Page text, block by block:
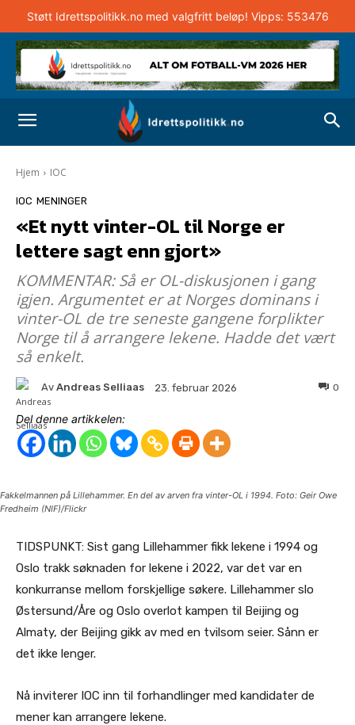
Støtt Idrettspolitikk.no med valgfritt beløp! Vipps: 553476
Hjem IOC
IOC MENINGER
«Et nytt vinter-OL til Norge er
lettere sagt enn gjort»
KOMMENTAR: Så er OL-diskusjonen i gang
igjen. Argumentet er at Norges dominans i
vinter-OL de tre seneste gangene forplikter
Norge til å arrangere lekene. Hadde det vært
så enkelt.
Av Andreas Selliaas 23. februar 2026 0
Del denne artikkelen:
Fakkelmannen på Lillehammer. En del av arven fra vinter-OL i 1994. Foto: Geir Owe
Fredheim (NIF)/Flickr
TIDSPUNKT: Sist gang Lillehammer fikk lekene i 1994 og
Oslo trakk søknaden for lekene i 2022, var det var en
konkurranse mellom forskjellige søkere. Lillehammer slo
Østersund/Åre og Oslo overlot kampen til Beijing og
Almaty, der Beijing gikk av med en tvilsom seier. Sånn er
det ikke lenger.
Nå inviterer IOC inn til forhandlinger med kandidater de
mener kan arrangere lekene.